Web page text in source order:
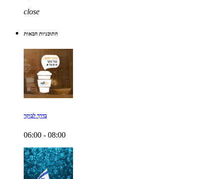
close
התוכניות הבאות
בדרך לבוקר
06:00 - 08:00